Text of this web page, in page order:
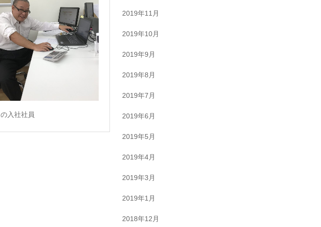
入社社員
2019年11月
2019年10月
2019年9月
2019年8月
2019年7月
2019年6月
2019年5月
2019年4月
2019年3月
2019年1月
2018年12月